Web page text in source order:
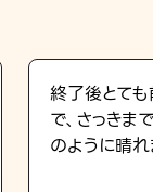
終了後とて
で、さっき
のように晴れ